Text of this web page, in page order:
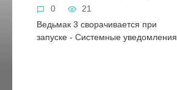
0 21
Ведьмак 3 сворачивается при
запуске - Системные уведомления